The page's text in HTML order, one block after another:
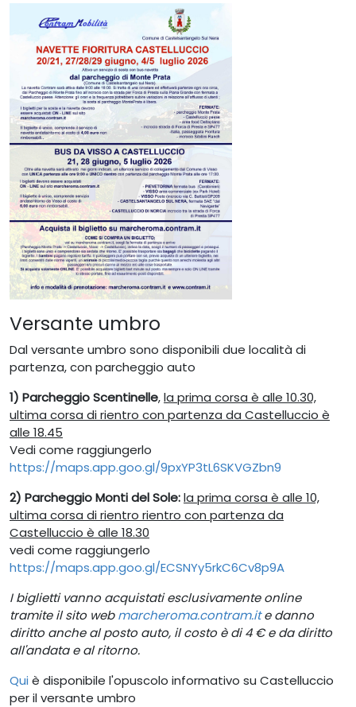
Versante umbro
Dal versante umbro sono disponibili due località di
partenza, con parcheggio auto
1) Parcheggio Scentinelle,la prima corsa è alle 10.30,
ultima corsa di rientro con partenza da Castelluccio è
alle 18.45
Vedi come raggiungerlo
https://maps.app.goo.gl/9pxYP3tL6SKVGZbn9
2) Parcheggio Monti del Sole:la prima corsa è alle 10,
ultima corsa di rientro rientro con partenza da
Castelluccio è alle 18.30
vedi come raggiungerlo
https://maps.app.goo.gl/ECSNYy5rkC6Cv8p9A
I biglietti vanno acquistati esclusivamente online
tramite il sito webmarcheroma.contram.ite danno
diritto anche al posto auto, il costo è di 4 € e da diritto
all'andata e al ritorno.
Qui è disponibile l'opuscolo informativo su Castelluccio
per il versante umbro